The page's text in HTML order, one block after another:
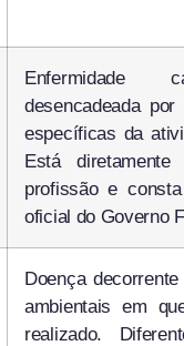
Enfermidade
desencadeada
específicas da
Está diretamente
profissão e
oficial do Governo
Doença
ambientais em
realizado.